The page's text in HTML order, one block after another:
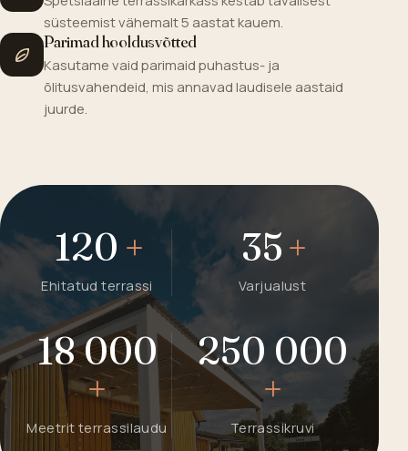
süsteemist vähemalt 5 aastat kauem.
Parimad hooldusvõtted
Kasutame vaid parimaid puhastus- ja
õlitusvahendeid, mis annavad laudisele aastaid
juurde.
120 +
Ehitatud terrassi
35+
Varjualust
18 000
+
Meetrit terrassilaudu
250 000
+
Terrassikruvi